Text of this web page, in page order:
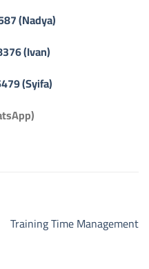
(Nadya)
(Ivan)
(Syifa)
Training Time Management